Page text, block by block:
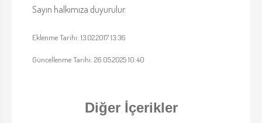
Sayın halkımıza duyurulur.
Eklenme Tarihi: 13.02.2017 13:36
Güncellenme Tarihi: 26.05.2025 10:40
Diğer İçerikler